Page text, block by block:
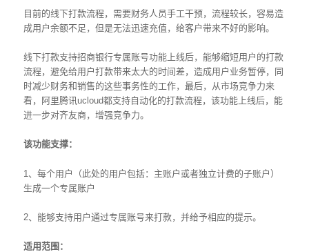
目前的线下打款流程，需要财务人员手工干预，流程较长，容易造
成用户余额不足，但是无法迅速充值，给客户带来不好的影响。
线下打款支持招商银行专属账号功能上线后，能够缩短用户的打款
流程，避免给用户打款带来太大的时间差，造成用户业务暂停，同
时减少财务和销售的这些事务性的工作，最后，从市场竞争力来
看，阿里腾讯ucloud都支持自动化的打款流程，该功能上线后，能
进一步对齐友商，增强竞争力。
该功能支撑：
1、每个用户（此处的用户包括：主账户或者独立计费的子账户）
生成一个专属账户
2、能够支持用户通过专属账号来打款，并给予相应的提示。
适用范围：